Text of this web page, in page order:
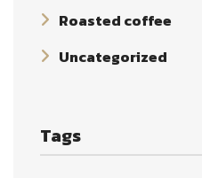
Roasted coffee
Uncategorized
Tags